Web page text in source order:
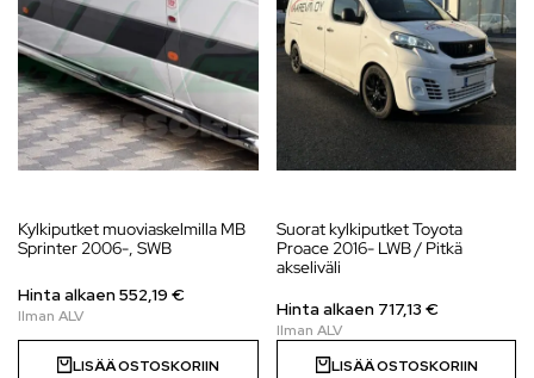
Kylkiputket muoviaskelmilla MB
Sprinter 2006-, SWB
Hinta alkaen552,19 €
LISÄÄ OSTOSKORIIN
Suorat kylkiputket Toyota
Proace 2016- LWB / Pitkä
akseliväli
Hinta alkaen 717,13 €
LISÄÄ OSTOSKORIIN